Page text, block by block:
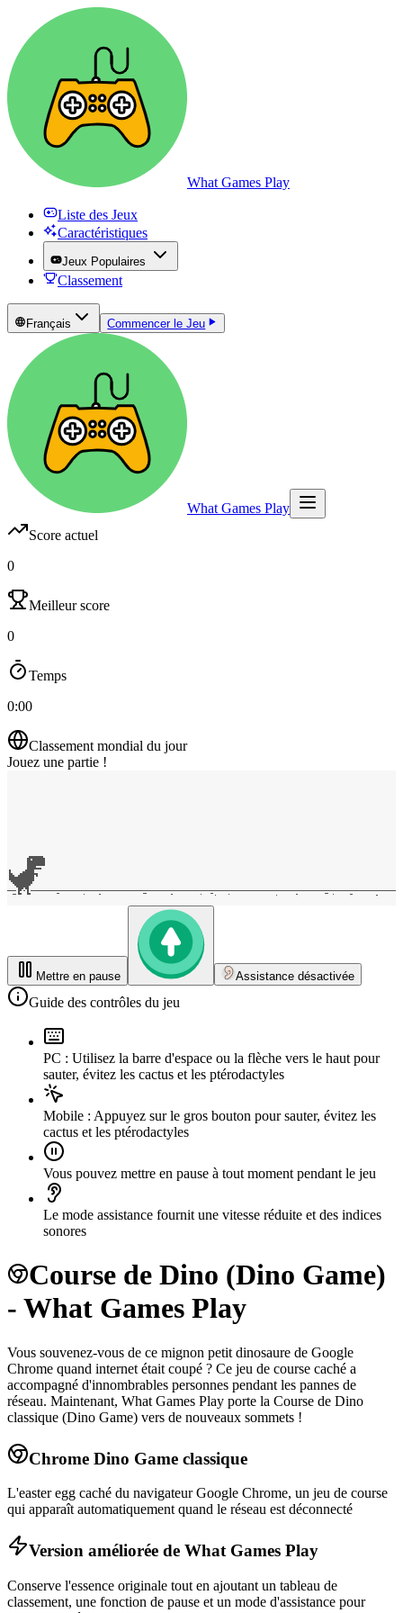
What Games Play
Liste des Jeux
Caractéristiques
Jeux Populaires
Classement
Français Commencer le Jeu
What Games Play
Score actuel
0
Meilleur score
0
Temps
0:00
Classement mondial du jour
Jouez une partie !
Mettre en pause Assistance désactivée
Guide des contrôles du jeu
PC : Utilisez la barre d'espace ou la flèche vers le haut pour
sauter, évitez les cactus et les ptérodactyles
Mobile : Appuyez sur le gros bouton pour sauter, évitez les
cactus et les ptérodactyles
Vous pouvez mettre en pause à tout moment pendant le jeu
Le mode assistance fournit une vitesse réduite et des indices
sonores
Course de Dino (Dino Game)
- What Games Play
Vous souvenez-vous de ce mignon petit dinosaure de Google
Chrome quand internet était coupé ? Ce jeu de course caché a
accompagné d'innombrables personnes pendant les pannes de
réseau. Maintenant, What Games Play porte la Course de Dino
classique (Dino Game) vers de nouveaux sommets !
Chrome Dino Game classique
L'easter egg caché du navigateur Google Chrome, un jeu de course
qui apparaît automatiquement quand le réseau est déconnecté
Version améliorée de What Games Play
Conserve l'essence originale tout en ajoutant un tableau de
classement, une fonction de pause et un mode d'assistance pour